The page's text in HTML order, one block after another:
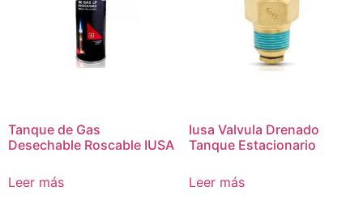
Tanque de Gas
Desechable Roscable IUSA
Leer más
Iusa Valvula Drenado
Tanque Estacionario
Leer más